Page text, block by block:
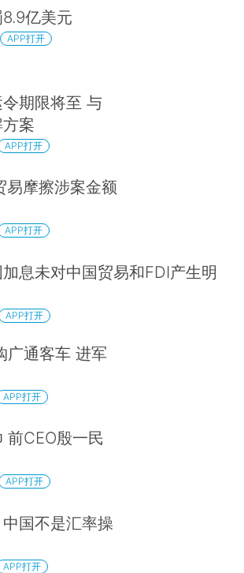
亿美元
APP打开
期限将至 与
案
APP打开
易摩擦涉案金额
APP打开
息未对中国贸易和FDI产生明
APP打开
广通客车 进军
APP打开
前CEO殷一民
APP打开
国不是汇率操
APP打开